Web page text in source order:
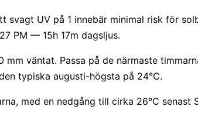
svagt UV på 1 innebär minimal risk för
PM — 15h 17m dagsljus.
väntat. Passa på de närmaste
typiska augusti-högsta på 24°C.
med en nedgång till cirka 26°C senast